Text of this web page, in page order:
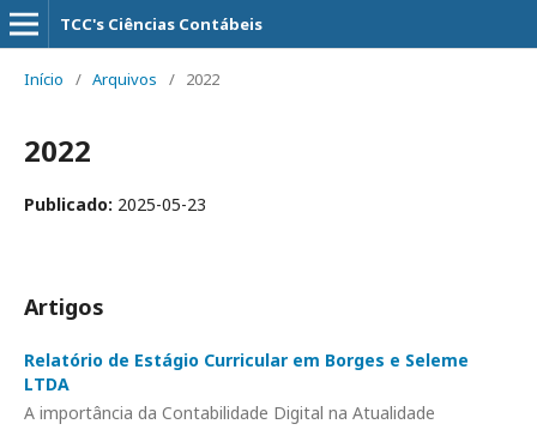
TCC's Ciências Contábeis
Início / Arquivos / 2022
2022
Publicado: 2025-05-23
Artigos
Relatório de Estágio Curricular em Borges e Seleme
LTDA
A importância da Contabilidade Digital na Atualidade